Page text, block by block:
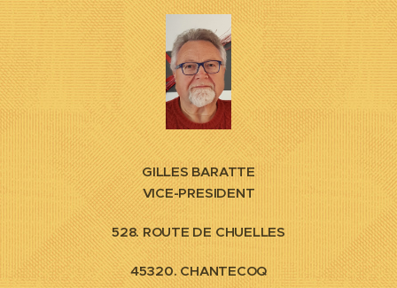
GILLES BARATTE
VICE-PRESIDENT
528. ROUTE DE CHUELLES
45320. CHANTECOQ